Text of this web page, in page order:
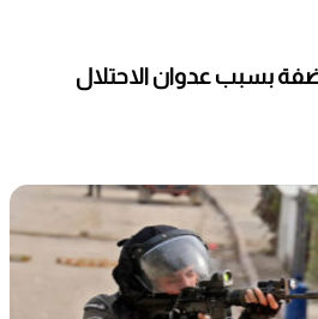
بسبب عدوان الاحتلال